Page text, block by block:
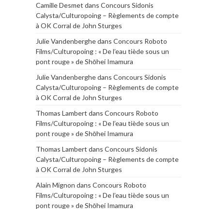
Camille Desmet dans Concours Sidonis
Calysta/Culturopoing – Règlements de compte
à OK Corral de John Sturges
Julie Vandenberghedans Concours Roboto
Films/Culturopoing : « De l’eau tiède sous un
pont rouge » de Shōhei Imamura
Julie Vandenberghedans Concours Sidonis
Calysta/Culturopoing – Règlements de compte
à OK Corral de John Sturges
Thomas Lambert dans Concours Roboto
Films/Culturopoing : « De l’eau tiède sous un
pont rouge » de Shōhei Imamura
Thomas Lambert dans Concours Sidonis
Calysta/Culturopoing – Règlements de compte
à OK Corral de John Sturges
Alain Mignon dans Concours Roboto
Films/Culturopoing : « De l’eau tiède sous un
pont rouge » de Shōhei Imamura